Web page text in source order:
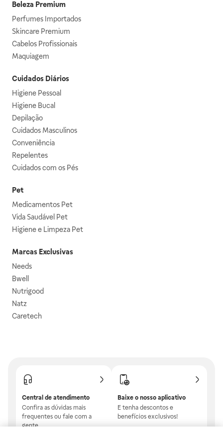
Beleza Premium
Perfumes Importados
Skincare Premium
Cabelos Profissionais
Maquiagem
Cuidados Diários
Higiene Pessoal
Higiene Bucal
Depilação
Cuidados Masculinos
Conveniência
Repelentes
Cuidados com os Pés
Pet
Medicamentos Pet
Vida Saudável Pet
Higiene e Limpeza Pet
Marcas Exclusivas
Needs
Bwell
Nutrigood
Natz
Caretech
Central de atendimento
Confira as dúvidas mais
frequentes ou fale com a
gente.
Baixe o nosso aplicativo
E tenha descontos e
benefícios exclusivos!